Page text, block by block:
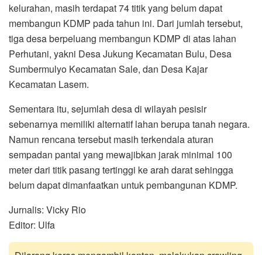
kelurahan, masih terdapat 74 titik yang belum dapat
membangun KDMP pada tahun ini. Dari jumlah tersebut,
tiga desa berpeluang membangun KDMP di atas lahan
Perhutani, yakni Desa Jukung Kecamatan Bulu, Desa
Sumbermulyo Kecamatan Sale, dan Desa Kajar
Kecamatan Lasem.
Sementara itu, sejumlah desa di wilayah pesisir
sebenarnya memiliki alternatif lahan berupa tanah negara.
Namun rencana tersebut masih terkendala aturan
sempadan pantai yang mewajibkan jarak minimal 100
meter dari titik pasang tertinggi ke arah darat sehingga
belum dapat dimanfaatkan untuk pembangunan KDMP.
Jurnalis: Vicky Rio
Editor: Ulfa